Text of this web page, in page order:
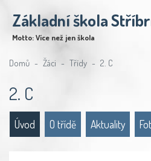
Základní škola
Motto: Více než jen škola
Domů Žáci Třídy 2. C
2. C
Úvod O třídě Aktuality